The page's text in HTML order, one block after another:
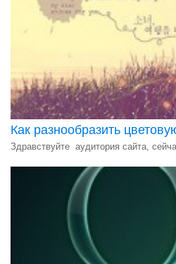
Как разнообразить
Здравствуйте аудитория сайта,